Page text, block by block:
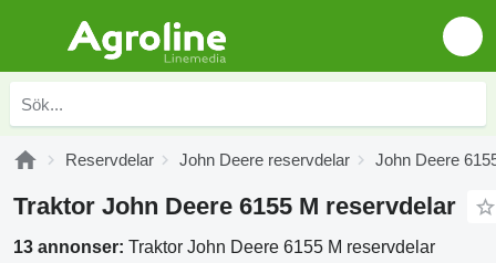
Reservdelar John Deere reservdelar John Deere
Traktor John Deere 6155 M reservdelar
13 annonser: Traktor John Deere 6155 M reservdelar